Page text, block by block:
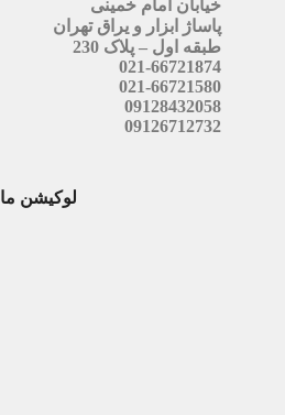
خیابان امام خمینی
پاساژ ابزار و یراق تهران
طبقه اول – پلاک 230
021-66721874
021-66721580
09128432058
09126712732
لوکیشن ما